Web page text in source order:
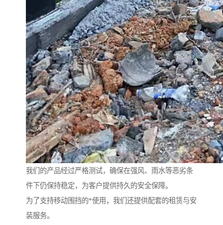
我们的产品经过严格测试，确保在强风、雨水等恶劣条
件下仍保持稳定，为客户提供持久的安全保障。
为了支持移动围挡的*使用，我们还提供配套的租赁与安
装服务。